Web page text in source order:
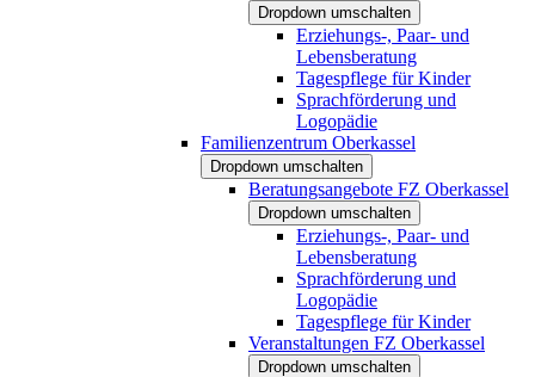
Dropdown umschalten
Erziehungs-, Paar- und
Lebensberatung
Tagespflege für Kinder
Sprachförderung und
Logopädie
Familienzentrum Oberkassel
Dropdown umschalten
Beratungsangebote FZ Oberkassel
Dropdown umschalten
Erziehungs-, Paar- und
Lebensberatung
Sprachförderung und
Logopädie
Tagespflege für Kinder
Veranstaltungen FZ Oberkassel
Dropdown umschalten